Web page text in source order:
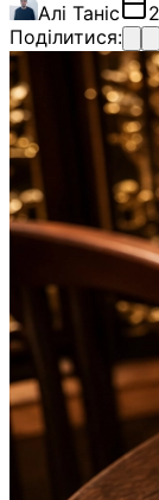
Алі Таніс
Поділитися: